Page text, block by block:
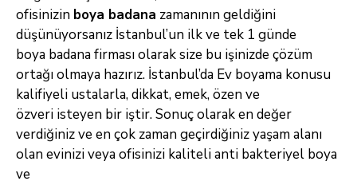
ofisinizin boya badana zamanının geldiğini
düşünüyorsanız İstanbul’un ilk ve tek 1 günde
boya badana firması olarak size bu işinizde çözüm
ortağı olmaya hazırız. İstanbul’da Ev boyama konusu
kalifiyeli ustalarla, dikkat, emek, özen ve
özveri isteyen bir iştir. Sonuç olarak en değer
verdiğiniz ve en çok zaman geçirdiğiniz yaşam alanı
olan evinizi veya ofisinizi kaliteli anti bakteriyel boya
ve